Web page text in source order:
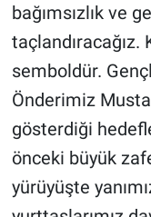
bağımsızlık ve
semboldür.
Önderimiz
gösterdiği
önceki büyük
yürüyüşte